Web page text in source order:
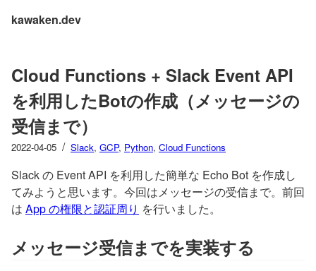
kawaken.dev
Cloud Functions + Slack Event API
を利用したBotの作成（メッセージの
受信まで）
2022-04-05 / Slack, GCP, Python, Cloud Functions
Slack の Event API を利用した簡単な Echo Bot を作成し
てみようと思います。今回はメッセージの受信まで。前回
は App の権限と認証周り を行いました。
メッセージ受信までを実装する